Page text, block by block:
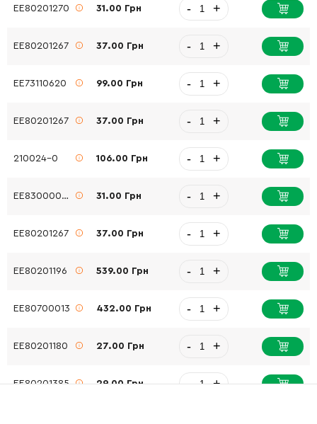
EE80201270 31.00 Грн - +
EE80201267 37.00 Грн - +
EE73110620 99.00 Грн - +
EE80201267 37.00 Грн - +
210024-0 106.00 Грн - +
EE83000036 31.00 Грн - +
EE80201267 37.00 Грн - +
EE80201196 539.00 Грн - +
EE80700013 432.00 Грн - +
EE80201180 27.00 Грн - +
EE80201385 29.00 Грн - +